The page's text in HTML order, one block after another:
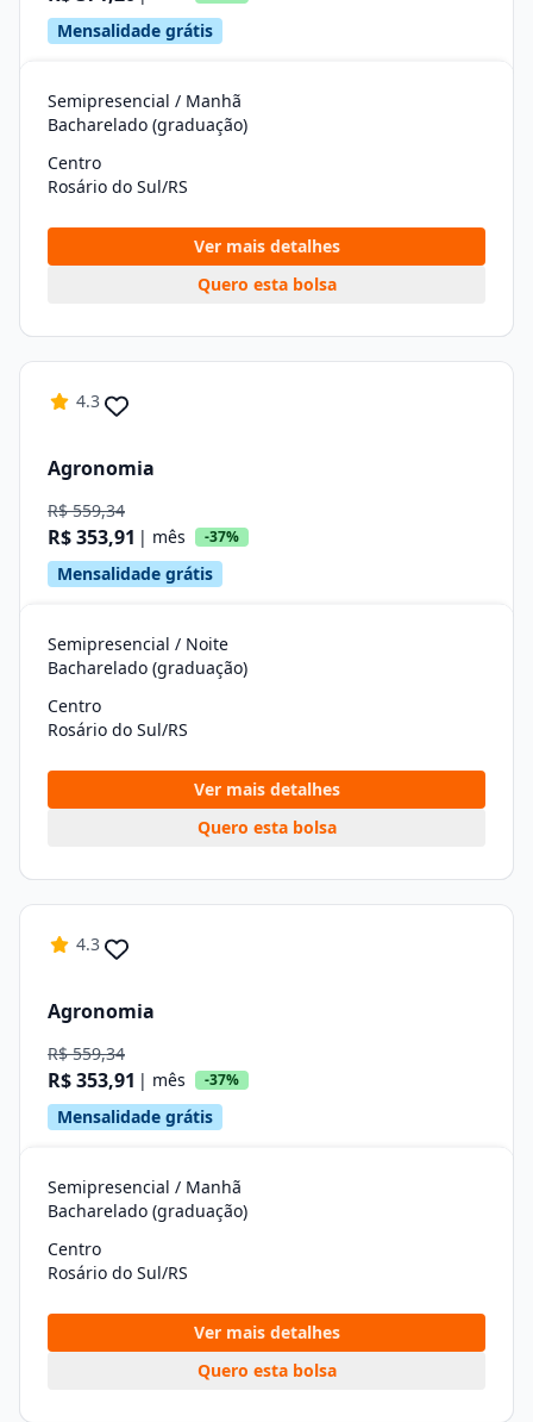
Mensalidade grátis
Semipresencial / Manhã
Bacharelado (graduação)
Centro
Rosário do Sul/RS
Ver mais detalhes
Quero esta bolsa
4.3
Agronomia
R$ 559,34
R$ 353,91 | mês -37%
Mensalidade grátis
Semipresencial / Noite
Bacharelado (graduação)
Centro
Rosário do Sul/RS
Ver mais detalhes
Quero esta bolsa
4.3
Agronomia
R$ 559,34
R$ 353,91 | mês -37%
Mensalidade grátis
Semipresencial / Manhã
Bacharelado (graduação)
Centro
Rosário do Sul/RS
Ver mais detalhes
Quero esta bolsa